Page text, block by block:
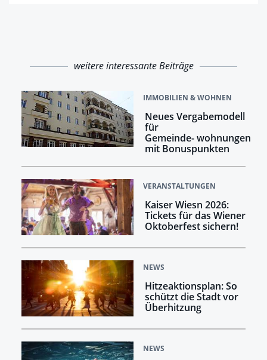
weitere interessante Beiträge
IMMOBILIEN & WOHNEN
Neues Vergabemodell
für
Gemeinde- wohnungen
mit Bonuspunkten
VERANSTALTUNGEN
Kaiser Wiesn 2026:
Tickets für das Wiener
Oktoberfest sichern!
NEWS
Hitzeaktionsplan: So
schützt die Stadt vor
Überhitzung
NEWS